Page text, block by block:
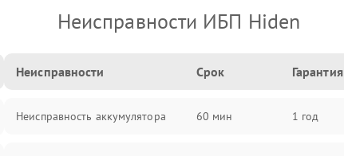
Неисправности ИБП Hiden
Неисправности Срок Гарантия
Неисправность аккумулятора 60 мин 1 год